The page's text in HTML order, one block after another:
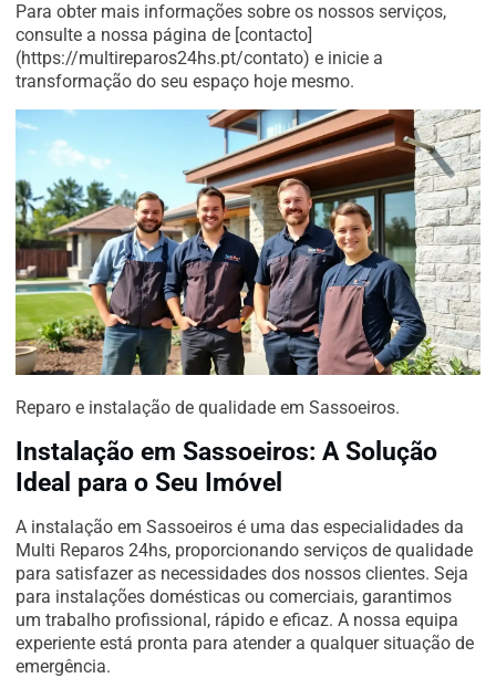
Para obter mais informações sobre os nossos serviços,
consulte a nossa página de [contacto]
(https://multireparos24hs.pt/contato) e inicie a
transformação do seu espaço hoje mesmo.
Reparo e instalação de qualidade em Sassoeiros.
Instalação em Sassoeiros: A Solução
Ideal para o Seu Imóvel
A instalação em Sassoeiros é uma das especialidades da
Multi Reparos 24hs, proporcionando serviços de qualidade
para satisfazer as necessidades dos nossos clientes. Seja
para instalações domésticas ou comerciais, garantimos
um trabalho profissional, rápido e eficaz. A nossa equipa
experiente está pronta para atender a qualquer situação de
emergência.